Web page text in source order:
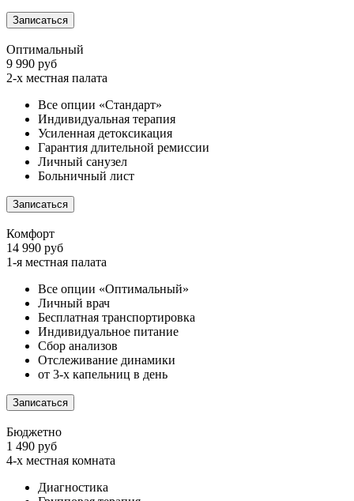
Записаться
Оптимальный
9 990 руб
2-х местная палата
Все опции «Стандарт»
Индивидуальная терапия
Усиленная детоксикация
Гарантия длительной ремиссии
Личный санузел
Больничный лист
Записаться
Комфорт
14 990 руб
1-я местная палата
Все опции «Оптимальный»
Личный врач
Бесплатная транспортировка
Индивидуальное питание
Сбор анализов
Отслеживание динамики
от 3-х капельниц в день
Записаться
Бюджетно
1 490 руб
4-х местная комната
Диагностика